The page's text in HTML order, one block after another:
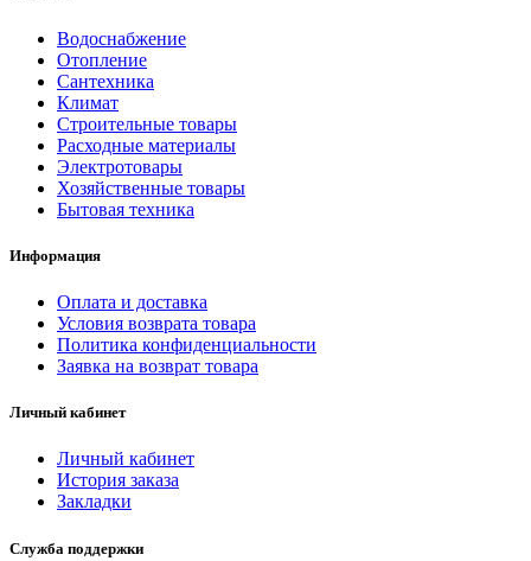
Водоснабжение
Отопление
Сантехника
Климат
Строительные товары
Расходные материалы
Электротовары
Хозяйственные товары
Бытовая техника
Информация
Оплата и доставка
Условия возврата товара
Политика конфиденциальности
Заявка на возврат товара
Личный кабинет
Личный кабинет
История заказа
Закладки
Служба поддержки